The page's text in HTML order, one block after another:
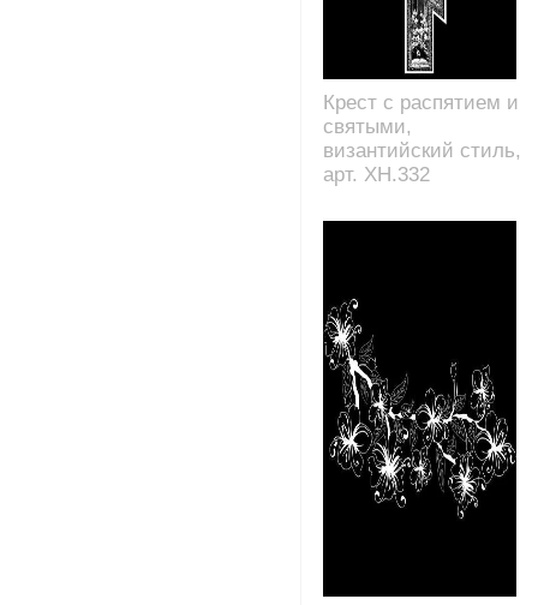
Крест с распятием и
святыми,
византийский стиль,
арт. XH.332